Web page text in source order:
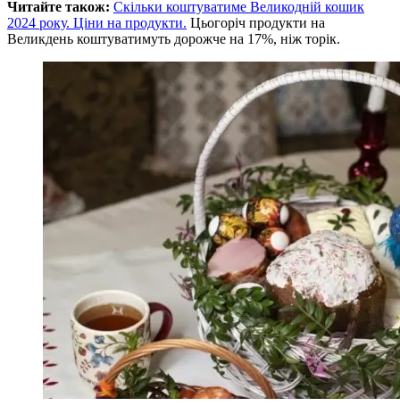
Читайте також: Скільки коштуватиме Великодній кошик
2024 року. Ціни на продукти. Цьогоріч продукти на
Великдень коштуватимуть дорожче на 17%, ніж торік.